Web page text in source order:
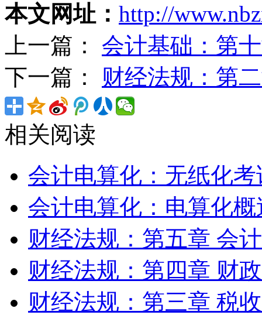
本文网址： http://
上一篇： 会计基础：第
下一篇： 财经法规：第
相关阅读
会计电算化：无纸化
会计电算化：电算化
财经法规：第五章 会
财经法规：第四章 财
财经法规：第三章 税